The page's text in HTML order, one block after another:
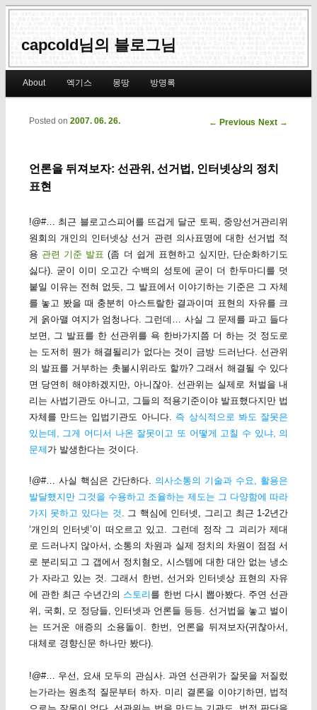
capcold님의 블로그님
Skip to primary content
Skip to secondary content
About 엑기스 몽땅 방명록
Post navigation
← Previous Next →
언론을 뒤져보자: 선관위, 선거법, 인터넷상의 정치
표현
Posted on 2007. 06. 26.
!@#… 최근 블로고스피어를 뜨겁게 달군 토픽, 중앙선거관리위
원회의 개인의 인터넷상 선거 관련 의사표명에 대한 선거법 적
용 관련 기준 발표 (좀 더 쉽게 표현하고 싶지만, 단순화하기도
싫다). 굳이 이미 오고간 수백의 성토에 굳이 더 한두마디를 덧
붙일 이유는 전혀 없듯, 그 발표에서 이야기하는 기준은 그 자체
를 놓고 봤을 때 충분히 아스트랄한 결과이며 표현의 자유를 크
게 옭아맬 여지가 엄청나다. 그런데… 사실 그 문제를 파고 들다
보면, 그 발표를 한 선관위를 욕 한바가지쯤 더 하는 것 정도로
는 도저히 뭔가 해결될리가 없다는 것이 금방 드러난다. 선관위
의 발표를 거부하는 촛불시위라도 할까? 그래서 해결될 수 있다
면 당연히 해야하겠지만, 아니잖아. 선관위는 실제로 처벌을 내
리는 사법기관도 아니고, 그들의 적용기준이야 발표했다지만 법
자체를 만드는 입법기관도 아니다. 즉 상식적으로 봐도 잘못은
있는데, 그게 어디서 나온 잘못이고 또 어떻게 고칠 수 있냐, 의
문제 가 발생한다는 것이다.
!@#… 사실 핵심은 간단하다. 의사소통의 기술과 수요, 활용은
발달했지만 그것을 수용하고 조율하는 제도는 그 다양함에 따라
가지 못하고 있다는 것
. 그 핵심에 인터넷, 그리고 최근 1-2년간
‘개인의 인터넷’이 떠오르고 있고. 그런데 정작 그 괴리가 제대
로 드러나지 않아서, 소통의 차원과 실제 정치의 차원이 점점 서
로 분리되고 그 갭에서 정치혐오, 시스템에 대한 대안 없는 냉소
가 자라고 있는 것. 그래서 한번, 선거와 인터넷상 표현의 자유
에 관한 최근 수년간의 스토리 를 한번 다시 뽑아봤다. 주연 선관
위, 국회, 모 정당들, 인터넷과 언론들 등등. 선거법을 놓고 벌이
는 뜨거운 애증의 소용돌이. 한번, 언론을 뒤져보자(귀찮아서,
대체로 경향신문 하나만 봤다).
!@#… 우선, 요새 모두의 관심사. 과연 선관위가 잘못을 저질렀
는가라는 원초적 질문부터 하자. 미리 결론을 이야기하면, 법적